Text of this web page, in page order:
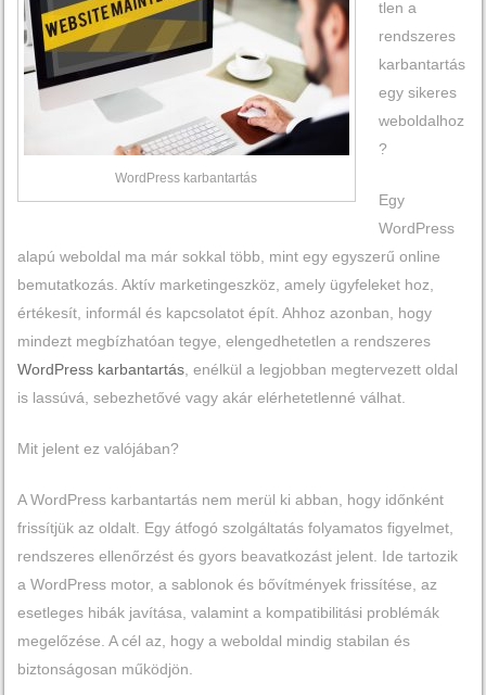
WordPress karbantartás
tlen a
rendszeres
karbantartás
egy sikeres
weboldalhoz
?
Egy
WordPress
alapú weboldal ma már sokkal több, mint egy egyszerű online
bemutatkozás. Aktív marketingeszköz, amely ügyfeleket hoz,
értékesít, informál és kapcsolatot épít. Ahhoz azonban, hogy
mindezt megbízhatóan tegye, elengedhetetlen a rendszeres
WordPress karbantartás, enélkül a legjobban megtervezett oldal
is lassúvá, sebezhetővé vagy akár elérhetetlenné válhat.
Mit jelent ez valójában?
A WordPress karbantartás nem merül ki abban, hogy időnként
frissítjük az oldalt. Egy átfogó szolgáltatás folyamatos figyelmet,
rendszeres ellenőrzést és gyors beavatkozást jelent. Ide tartozik
a WordPress motor, a sablonok és bővítmények frissítése, az
esetleges hibák javítása, valamint a kompatibilitási problémák
megelőzése. A cél az, hogy a weboldal mindig stabilan és
biztonságosan működjön.